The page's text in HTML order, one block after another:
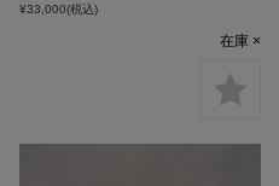
¥33,000(税込)
在庫 ×